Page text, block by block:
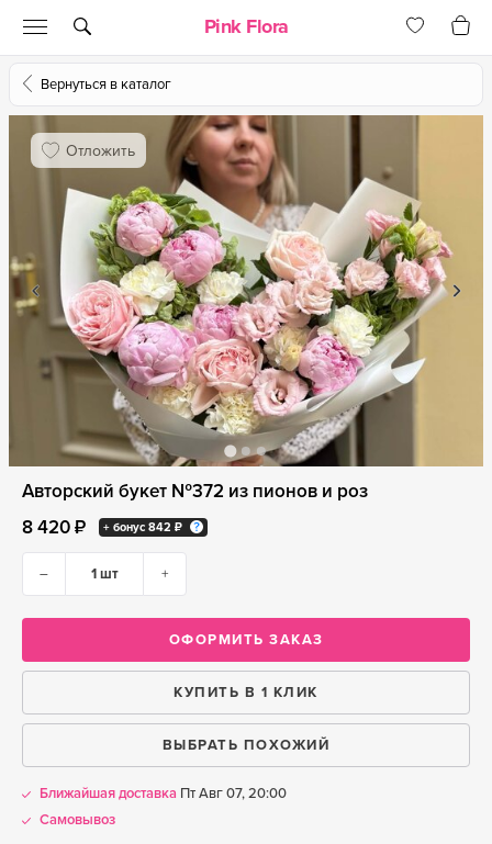
Pink Flora
Вернуться в каталог
Отложить
Авторский букет №372 из пионов и роз
8 420 ₽
+ бонус 842 ₽
– +
ОФОРМИТЬ ЗАКАЗ
КУПИТЬ В 1 КЛИК
ВЫБРАТЬ ПОХОЖИЙ
Ближайшая доставка Пт Авг 07, 20:00
Самовывоз